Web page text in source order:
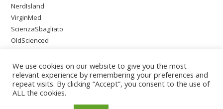
NerdIsland
VirginMed
ScienzaSbagliato
OldScienced
PsychoOnTheBeach
We use cookies on our website to give you the most
relevant experience by remembering your preferences and
repeat visits. By clicking “Accept”, you consent to the use of
ALL the cookies.